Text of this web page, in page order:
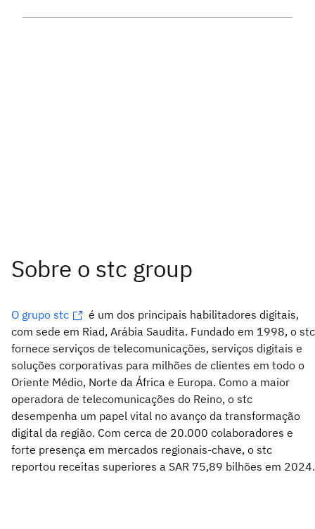
O grupo stc
é um dos principais habilitadores digitais,
com sede em Riad, Arábia Saudita. Fundado em 1998, o stc
fornece serviços de telecomunicações, serviços digitais e
soluções corporativas para milhões de clientes em todo o
Oriente Médio, Norte da África e Europa. Como a maior
operadora de telecomunicações do Reino, o stc
desempenha um papel vital no avanço da transformação
digital da região. Com cerca de 20.000 colaboradores e
forte presença em mercados regionais-chave, o stc
reportou receitas superiores a SAR 75,89 bilhões em 2024.